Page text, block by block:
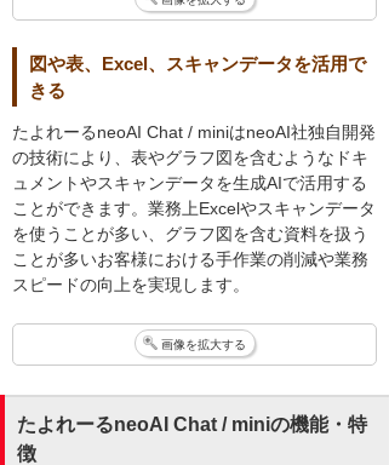
図や表、Excel、スキャンデータを活用で
きる
たよれーるneoAI Chat / miniはneoAI社独自開発
の技術により、表やグラフ図を含むようなドキ
ュメントやスキャンデータを生成AIで活用する
ことができます。業務上Excelやスキャンデータ
を使うことが多い、グラフ図を含む資料を扱う
ことが多いお客様における手作業の削減や業務
スピードの向上を実現します。
画像を拡大する
たよれーるneoAI Chat / miniの機能・特
徴